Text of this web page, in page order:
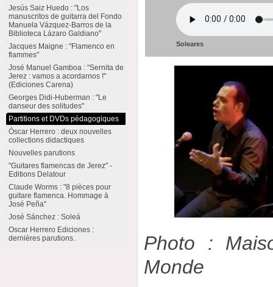
Soleares
Photo :
Monde
Jesús Saiz Huedo : "Los
manuscritos de guitarra del Fondo
Manuela Vázquez-Barros de la
Biblioteca Lázaro Galdiano"
Jacques Maigne : "Flamenco en
flammes"
José Manuel Gamboa : "Sernita de
Jerez : vamos a acordarnos !"
(Ediciones Carena)
Georges Didi-Huberman : "Le
danseur des solitudes"
Partitions et DVDs pédagogiques
Óscar Herrero : deux nouvelles
collections didactiques
Nouvelles parutions
"Guitares flamencas de Jerez" -
Editions Delatour
Claude Worms : "8 pièces pour
guitare flamenca. Hommage à
José Peña"
José Sánchez : Soleá
Oscar Herrero Ediciones :
dernières parutions.